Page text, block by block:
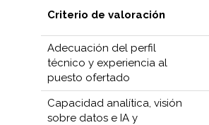
Criterio de valoración
Adecuación del perfil
técnico y experiencia al
puesto ofertado
Capacidad analítica, visión
sobre datos e IA y